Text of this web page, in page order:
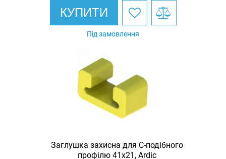
КУПИТИ
Під замовлення
Заглушка захисна для С-подібного
профілю 41х21, Ardic